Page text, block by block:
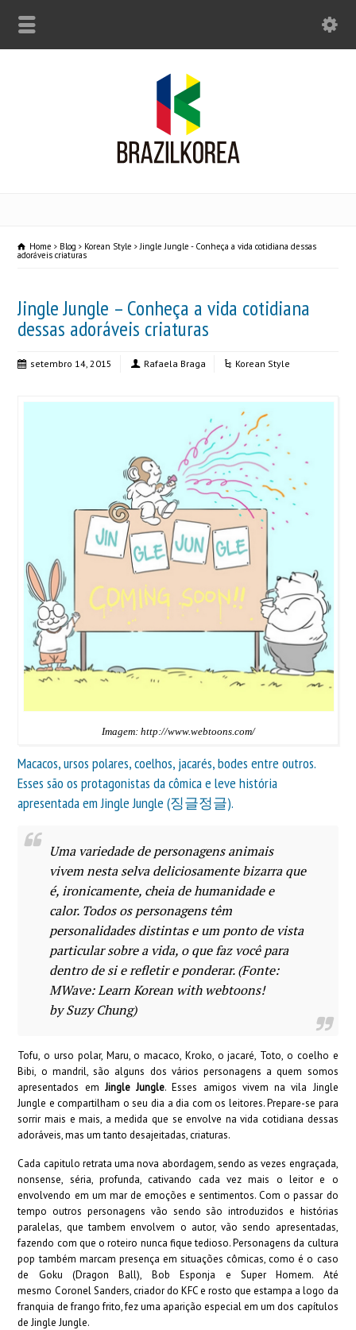
Home Blog Korean Style Jingle Jungle - Conheça a vida cotidiana dessas
adoráveis criaturas
Jingle Jungle – Conheça a vida cotidiana
dessas adoráveis criaturas
setembro 14, 2015 Rafaela Braga Korean Style
Imagem: http://www.webtoons.com/
Macacos, ursos polares, coelhos, jacarés, bodes entre outros.
Esses são os protagonistas da cômica e leve história
apresentada em Jingle Jungle (징글정글).
Uma variedade de personagens animais
vivem nesta selva deliciosamente bizarra que
é, ironicamente, cheia de humanidade e
calor. Todos os personagens têm
personalidades distintas e um ponto de vista
particular sobre a vida, o que faz você para
dentro de si e refletir e ponderar. (Fonte:
MWave: Learn Korean with webtoons!
by Suzy Chung)
Tofu, o urso polar, Maru, o macaco, Kroko, o jacaré, Toto, o coelho e
Bibi, o mandril, são alguns dos vários personagens a quem somos
apresentados em Jingle Jungle. Esses amigos vivem na vila Jingle
Jungle e compartilham o seu dia a dia com os leitores. Prepare-se para
sorrir mais e mais, a medida que se envolve na vida cotidiana dessas
adoráveis, mas um tanto desajeitadas, criaturas.
Cada capitulo retrata uma nova abordagem, sendo as vezes engraçada,
nonsense, séria, profunda, cativando cada vez mais o leitor e o
envolvendo em um mar de emoções e sentimentos. Com o passar do
tempo outros personagens vão sendo são introduzidos e histórias
paralelas, que tambem envolvem o autor, vão sendo apresentadas,
fazendo com que o roteiro nunca fique tedioso. Personagens da cultura
pop também marcam presença em situações cômicas, como é o caso
de Goku (Dragon Ball), Bob Esponja e Super Homem. Até
mesmo Coronel Sanders, criador do KFC e rosto que estampa a logo da
franquia de frango frito, fez uma aparição especial em um dos capítulos
de Jingle Jungle.